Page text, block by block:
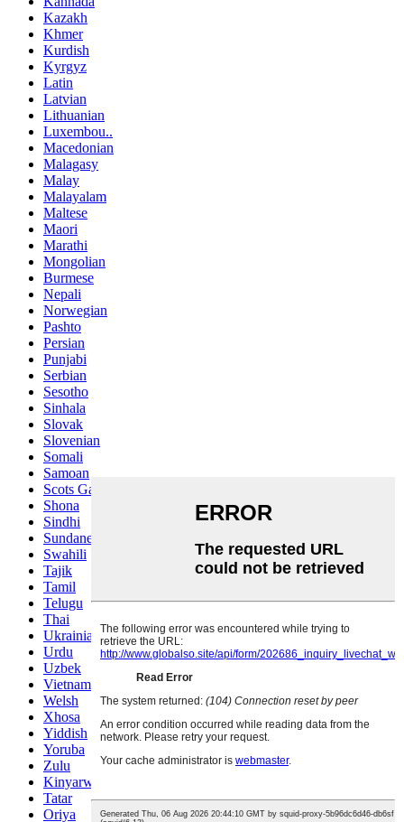
Kazakh
Khmer
Kurdish
Kyrgyz
Latin
Latvian
Lithuanian
Luxembou..
Macedonian
Malagasy
Malay
Malayalam
Maltese
Maori
Marathi
Mongolian
Burmese
Nepali
Norwegian
Pashto
Persian
Punjabi
Serbian
Sesotho
Sinhala
Slovak
Slovenian
Somali
Samoan
Scots Gaelic
Shona
Sindhi
Sundanese
Swahili
Tajik
Tamil
Telugu
Thai
Ukrainian
Urdu
Uzbek
Vietnamese
Welsh
Xhosa
Yiddish
Yoruba
Zulu
Kinyarwanda
Tatar
Oriya